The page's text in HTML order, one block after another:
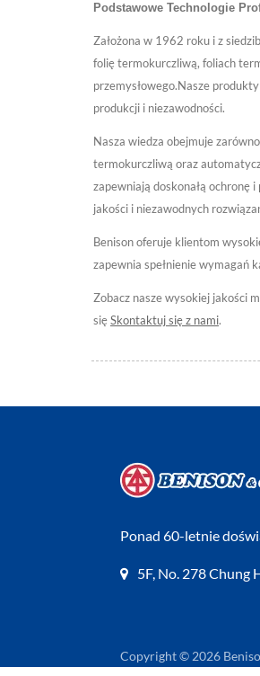
Podstawowe Technologie
Założona w 1962 roku i z
folię termokurczliwą, foliach
przemysłowego.Nasze
produkcji i niezawodności.
Nasza wiedza obejmuje
termokurczliwą oraz
zapewniają doskonałą ochronę
jakości i niezawodnych
Benison oferuje klientom
zapewnia spełnienie wymagań
Zobacz nasze wysokiej jakości
sięSkontaktuj się z nami.
Ponad 60-letnie
5F, No. 278 Chung
Copyright © 2026